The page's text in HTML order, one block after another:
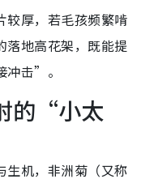
较厚，若毛孩频繁啃
落地高花架，既能提
冲击”。
的“小太
生机，非洲菊（又称